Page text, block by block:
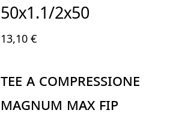
50X1.1/2x50
13,10 €
TEE A COMPRESSIONE
MAGNUM MAX FIP